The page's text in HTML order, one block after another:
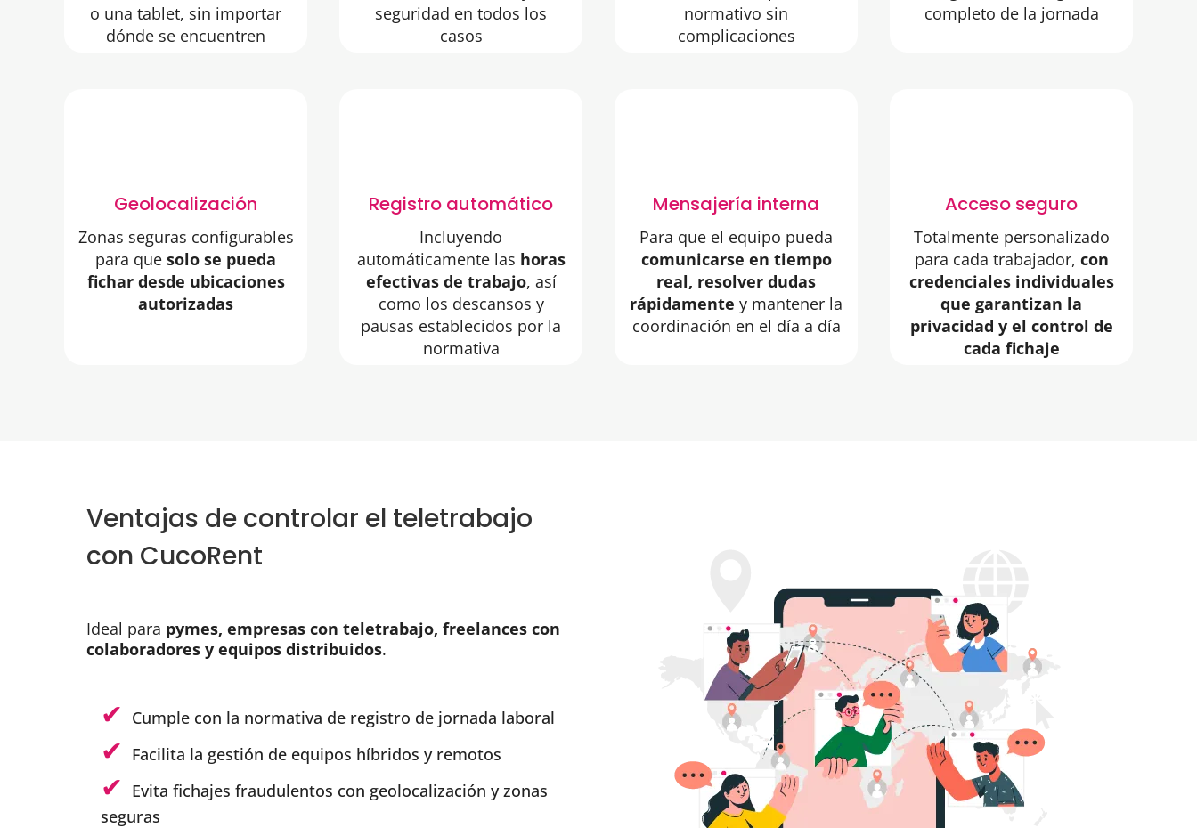
o una tablet, sin importar
dónde se encuentren
Geolocalización
Zonas seguras configurables
para que solo se pueda
fichar desde ubicaciones
autorizadas
seguridad en todos los
casos
Registro automático
Incluyendo
automáticamente las horas
efectivas de trabajo, así
como los descansos y
pausas establecidos por la
normativa
normativo sin
complicaciones
Mensajería interna
Para que el equipo pueda
comunicarse en tiempo
real, resolver dudas
rápidamente y mantener la
coordinación en el día a día
completo de la jornada
Acceso seguro
Totalmente personalizado
para cada trabajador, con
credenciales individuales
que garantizan la
privacidad y el control de
cada fichaje
Ventajas de controlar el teletrabajo
con CucoRent
Ideal para pymes, empresas con teletrabajo, freelances con
colaboradores y equipos distribuidos.
Cumple con la normativa de registro de jornada laboral
Facilita la gestión de equipos híbridos y remotos
Evita fichajes fraudulentos con geolocalización y zonas
seguras